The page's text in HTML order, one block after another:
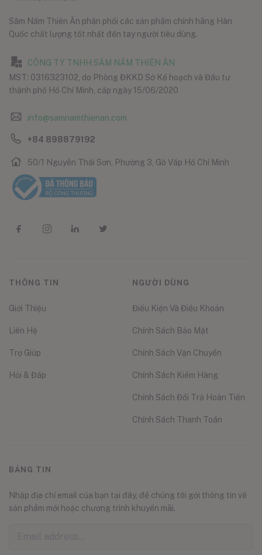
Sâm Nấm Thiên Ân phân phối các sản phẩm chính hãng Hàn
Quốc chất lượng tốt nhất đến tay người tiêu dùng.
CÔNG TY TNHH SÂM NẤM THIÊN ÂN
MST: 0316323102, do Phòng ĐKKD Sở Kế hoạch và Đầu tư
thành phố Hồ Chí Minh, cấp ngày 15/06/2020
info@samnamthienan.com
+84 898879192
50/1 Nguyễn Thái Sơn, Phường 3, Gò Vấp Hồ Chí Minh
THÔNG TIN
Giới Thiệu
Liên Hệ
Trợ Giúp
Hỏi & Đáp
NGƯỜI DÙNG
Điều Kiện Và Điều Khoản
Chính Sách Bảo Mật
Chính Sách Vận Chuyển
Chính Sách Kiểm Hàng
Chính Sách Đổi Trả Hoàn Tiền
Chính Sách Thanh Toán
BẢNG TIN
Nhập địa chỉ email của bạn tại đây, để chúng tôi gởi thông tin về
sản phẩm mới hoặc chương trình khuyến mãi.